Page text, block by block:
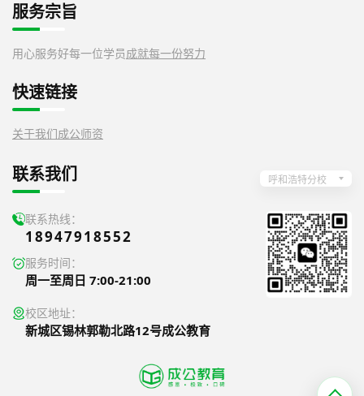
服务宗旨
用心服务好每一位学员成就每一份努力
快速链接
关于我们成公师资
联系我们 呼和浩特分校
联系热线：
18947918552
服务时间：
周一至周日 7:00-21:00
校区地址：
新城区锡林郭勒北路12号成公教育